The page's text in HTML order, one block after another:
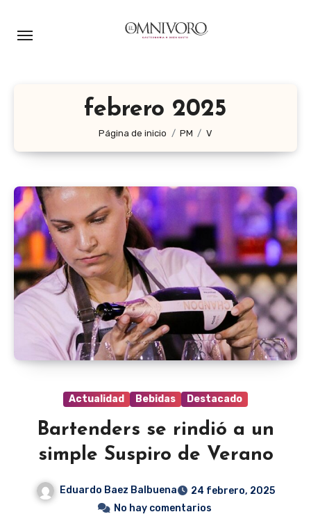
febrero 2025
Página de inicio PM V
Actualidad Bebidas Destacado
Bartenders se rindió a un
simple Suspiro de Verano
Eduardo Baez Balbuena
24 febrero, 2025
No hay comentarios